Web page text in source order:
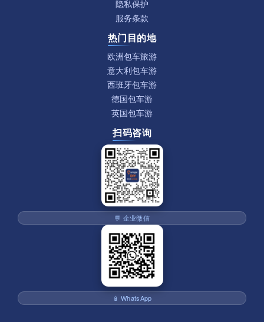
隐私保护
服务条款
热门目的地
欧洲包车旅游
意大利包车游
西班牙包车游
德国包车游
英国包车游
扫码咨询
💬 企业微信
📱 WhatsApp